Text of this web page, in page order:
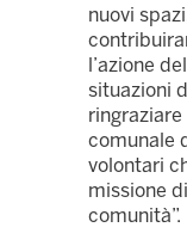
nuovi
l’azione
situazioni
ringraziare
comunale
volontari
missione
comunità”.